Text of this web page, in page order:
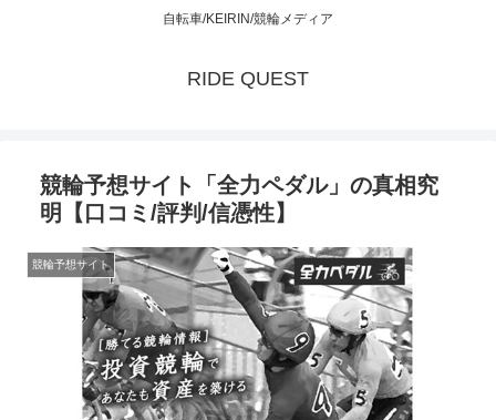
自転車/KEIRIN/競輪メディア
RIDE QUEST
競輪予想サイト「全力ペダル」の真相究
明【口コミ/評判/信憑性】
競輪予想サイト